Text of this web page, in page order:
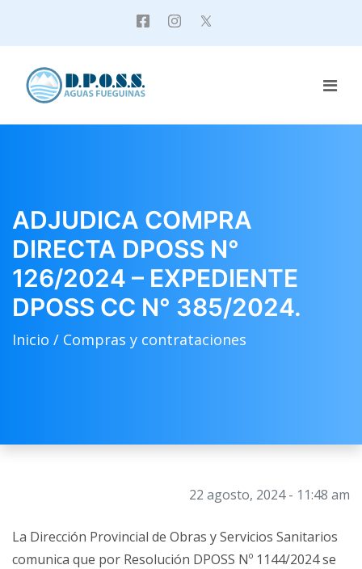
ADJUDICA COMPRA
DIRECTA DPOSS N°
126/2024 – EXPEDIENTE
DPOSS CC N° 385/2024.
Inicio / Compras y contrataciones
22 agosto, 2024 - 11:48 am
La Dirección Provincial de Obras y Servicios Sanitarios
comunica que por Resolución DPOSS Nº 1144/2024 se